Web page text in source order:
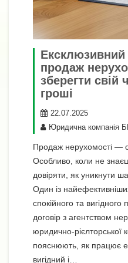
Ексклюзивний
продаж
зберегти свій
гроші
22.07.2025
Юридична
Продаж нерухомості —
Особливо, коли не
довіряти, як уникнути
Один із
спокійного та
договір з агентством
юридично-рієлторської
пояснюють, як працює
вигідний і…